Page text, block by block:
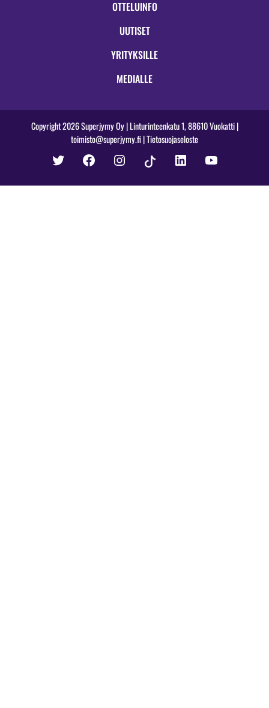
OTTELUINFO
UUTISET
YRITYKSILLE
MEDIALLE
Copyright 2026 Superjymy Oy | Linturinteenkatu 1, 88610 Vuokatti |
toimisto@superjymy.fi|Tietosuojaseloste